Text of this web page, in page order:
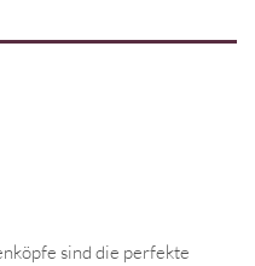
sind die perfekte